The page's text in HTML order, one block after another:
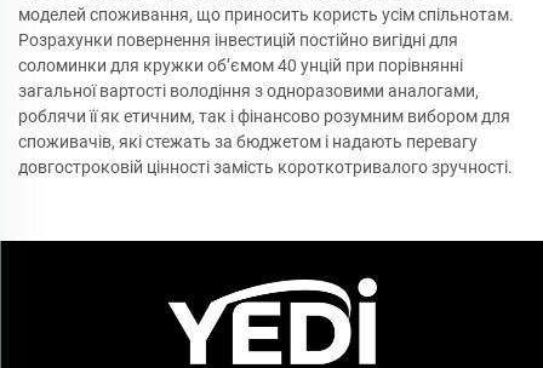
моделей споживання, що приносить користь усім спільнотам.
Розрахунки повернення інвестицій постійно вигідні для
соломинки для кружки об’ємом 40 унцій при порівнянні
загальної вартості володіння з одноразовими аналогами,
роблячи її як етичним, так і фінансово розумним вибором для
споживачів, які стежать за бюджетом і надають перевагу
довгостроковій цінності замість короткотривалого зручності.